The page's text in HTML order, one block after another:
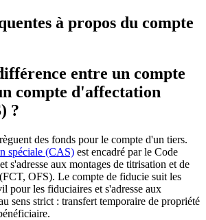
à propos du compte
entre un compte
compte d'affectation
?
des fonds pour le compte d'un tiers.
spéciale (CAS) est encadré par le Code
s'adresse aux montages de titrisation et de
OFS). Le compte de fiducie suit les
pour les fiduciaires et s'adresse aux
sens strict : transfert temporaire de propriété